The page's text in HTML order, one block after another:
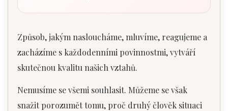
Způsob, jakým nasloucháme, mluvíme, reagujeme a
zacházíme s každodenními povinnostmi, vytváří
skutečnou kvalitu našich vztahů.
Nemusíme se všemi souhlasit. Můžeme se však
snažit porozumět tomu, proč druhý člověk situaci